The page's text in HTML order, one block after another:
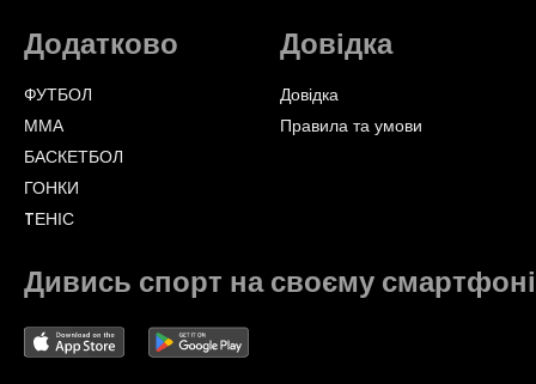
Додатково
ФУТБОЛ
ММА
БАСКЕТБОЛ
ГОНКИ
TЕНІС
Довідка
Довідка
Правила та умови
Дивись спорт на своєму смартфоні